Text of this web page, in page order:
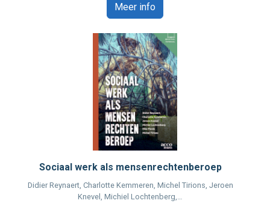
Meer info
Sociaal werk als mensenrechtenberoep
Didier Reynaert, Charlotte Kemmeren, Michel Tirions, Jeroen
Knevel, Michiel Lochtenberg,…